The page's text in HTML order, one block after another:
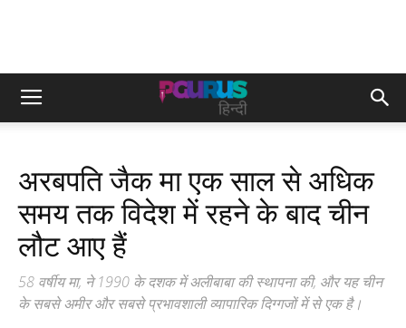
अरबपति जैक मा एक साल से अधिक
समय तक विदेश में रहने के बाद चीन
लौट आए हैं
58 वर्षीय मा, ने 1990 के दशक में अलीबाबा की स्थापना की, और यह चीन
के सबसे अमीर और सबसे प्रभावशाली व्यापारिक दिग्गजों में से एक है।